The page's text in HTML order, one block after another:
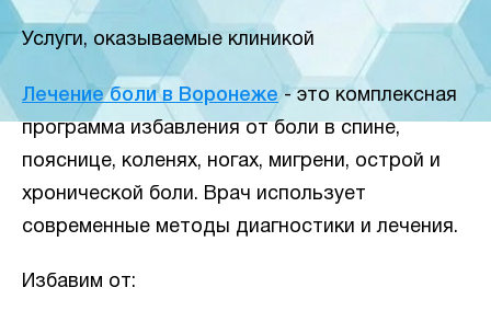
Услуги, оказываемые клиникой
Лечение боли в Воронеже - это комплексная
программа избавления от боли в спине,
пояснице, коленях, ногах, мигрени, острой и
хронической боли. Врач использует
современные методы диагностики и лечения.
Избавим от: